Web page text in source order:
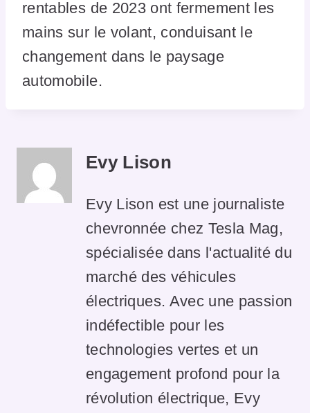
rentables de 2023 ont fermement les
mains sur le volant, conduisant le
changement dans le paysage
automobile.
Evy Lison
Evy Lison est une journaliste
chevronnée chez Tesla Mag,
spécialisée dans l'actualité du
marché des véhicules
électriques. Avec une passion
indéfectible pour les
technologies vertes et un
engagement profond pour la
révolution électrique, Evy